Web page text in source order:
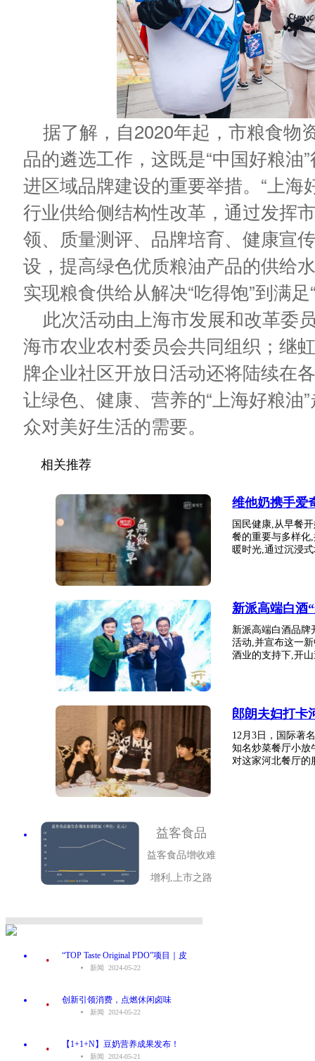
据了解，自2020年起，市粮食物
品的遴选工作，这既是“中国好粮
进区域品牌建设的重要举措。 “上海
行业供给侧结构性改革，通过发挥
领、质量测评、品牌培育、健康宣
设，提高绿色优质粮油产品的供给
实现粮食供给从解决“吃得饱”到满
此次活动由上海市发展和改革委
海市农业农村委员会共同组织；继
牌企业社区开放日活动还将陆续在
让绿色、健康、营养的“上海好粮
众对美好生活的需要。
相关推荐
维他奶携手爱
国民健康,从早餐
餐的重要与多样化
暖时光,通过沉浸
新派高端白酒
新派高端白酒品牌
活动,并宣布这一
酒业的支持下,开
郎朗夫妇打卡
12月3日，国际著
知名炒菜餐厅小放
对这家河北餐厅的
益客食品
益客食品增收难
增利,上市之路
. “TOP Taste Original PDO”项目｜皮
新闻 2024-05-22
. 创新引领消费，点燃休闲卤味
新闻 2024-05-22
. 【1+1+N】豆奶营养成果发布！
新闻 2024-05-21